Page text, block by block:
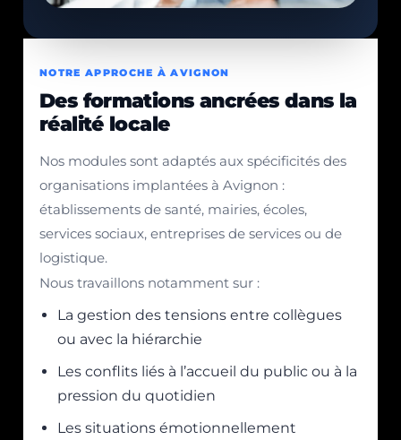
NOTRE APPROCHE À AVIGNON
Des formations ancrées dans la
réalité locale
Nos modules sont adaptés aux spécificités des
organisations implantées à Avignon :
établissements de santé, mairies, écoles,
services sociaux, entreprises de services ou de
logistique.
Nous travaillons notamment sur :
La gestion des tensions entre collègues
ou avec la hiérarchie
Les conflits liés à l’accueil du public ou à la
pression du quotidien
Les situations émotionnellement